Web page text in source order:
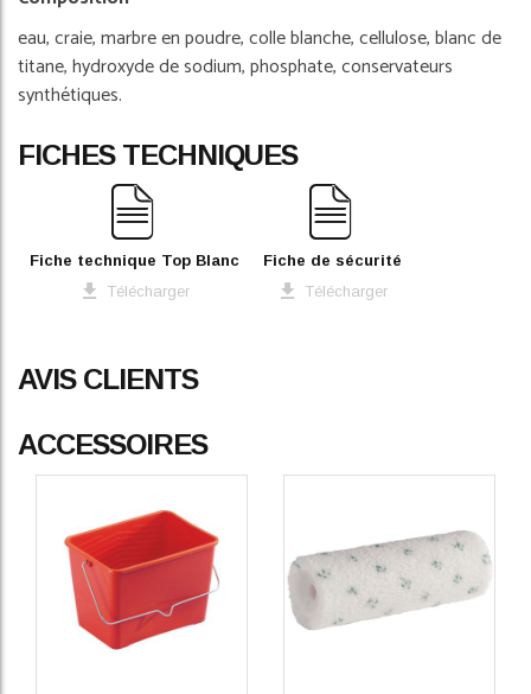
eau, craie, marbre en poudre, colle blanche, cellulose, blanc de
titane, hydroxyde de sodium, phosphate, conservateurs
synthétiques.
FICHES TECHNIQUES
Fiche technique Top Blanc
Télécharger
Fiche de sécurité
Télécharger
AVIS CLIENTS
Basé sur
avis soumis à un
Voir tous les avis sur ce site
ACCESSOIRES